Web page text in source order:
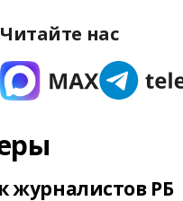
Читайте нас
журналистов РБ